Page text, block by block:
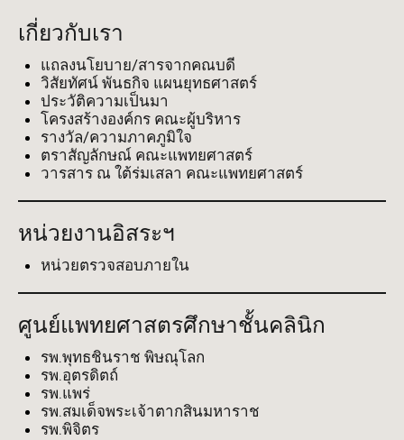
เกี่ยวกับเรา
แถลงนโยบาย/สารจากคณบดี
วิสัยทัศน์ พันธกิจ แผนยุทธศาสตร์
ประวัติความเป็นมา
โครงสร้างองค์กร คณะผู้บริหาร
รางวัล/ความภาคภูมิใจ
ตราสัญลักษณ์ คณะแพทยศาสตร์
วารสาร ณ ใต้ร่มเสลา คณะแพทยศาสตร์
หน่วยงานอิสระฯ
หน่วยตรวจสอบภายใน
ศูนย์แพทยศาสตรศึกษาชั้นคลินิก
รพ.พุทธชินราช พิษณุโลก
รพ.อุตรดิตถ์
รพ.แพร่
รพ.สมเด็จพระเจ้าตากสินมหาราช
รพ.พิจิตร